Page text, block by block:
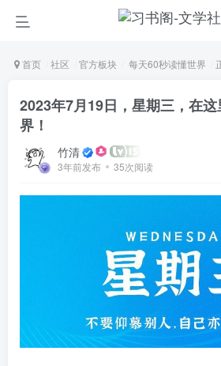
首页 社区 官方板块 每天60秒读懂世界
2023年7月19日，星期三，在
界！
竹清
3年前发布 35次阅读